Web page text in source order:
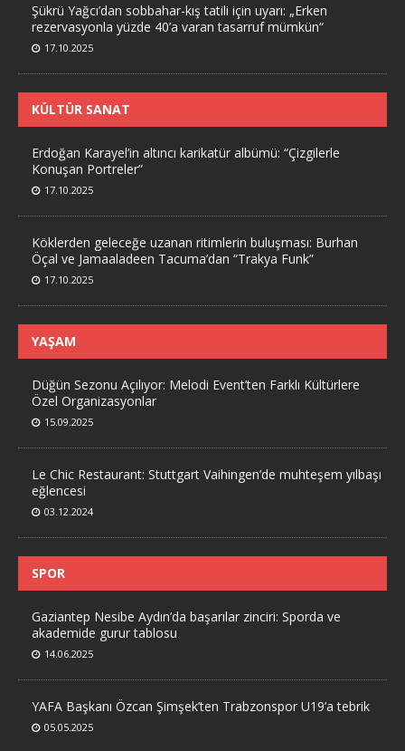
Şükrü Yağcı’dan sobbahar-kış tatili için uyarı: „Erken
rezervasyonla yüzde 40’a varan tasarruf mümkün“
17.10.2025
KÜLTÜR SANAT
Erdoğan Karayel’in altıncı karikatür albümü: “Çizgilerle
Konuşan Portreler”
17.10.2025
Köklerden geleceğe uzanan ritimlerin buluşması: Burhan
Öçal ve Jamaaladeen Tacuma’dan “Trakya Funk”
17.10.2025
YAŞAM
Düğün Sezonu Açılıyor: Melodi Event’ten Farklı Kültürlere
Özel Organizasyonlar
15.09.2025
Le Chic Restaurant: Stuttgart Vaihingen’de muhteşem yılbaşı
eğlencesi
03.12.2024
SPOR
Gaziantep Nesibe Aydın’da başarılar zinciri: Sporda ve
akademide gurur tablosu
14.06.2025
YAFA Başkanı Özcan Şimşek’ten Trabzonspor U19’a tebrik
05.05.2025